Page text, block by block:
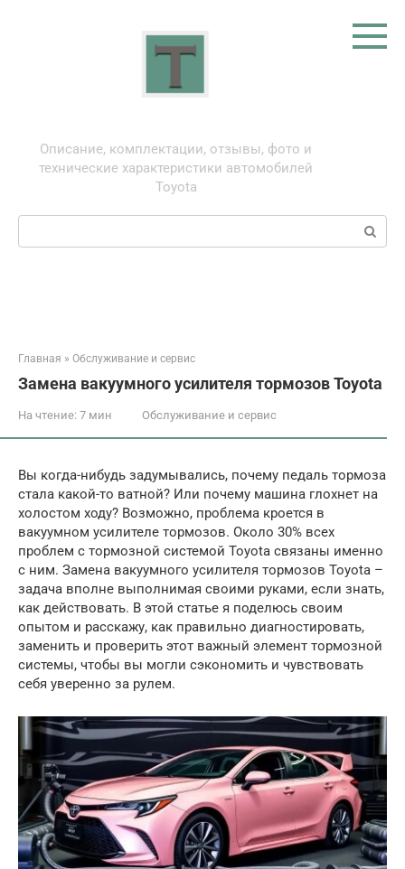
Описание, комплектации, отзывы, фото и
технические характеристики автомобилей
Toyota
Поиск:
Главная » Обслуживание и сервис
Замена вакуумного усилителя тормозов Toyota
На чтение: 7 мин Обслуживание и сервис
Вы когда-нибудь задумывались, почему педаль тормоза
стала какой-то ватной? Или почему машина глохнет на
холостом ходу? Возможно, проблема кроется в
вакуумном усилителе тормозов. Около 30% всех
проблем с тормозной системой Toyota связаны именно
с ним. Замена вакуумного усилителя тормозов Toyota –
задача вполне выполнимая своими руками, если знать,
как действовать. В этой статье я поделюсь своим
опытом и расскажу, как правильно диагностировать,
заменить и проверить этот важный элемент тормозной
системы, чтобы вы могли сэкономить и чувствовать
себя уверенно за рулем.